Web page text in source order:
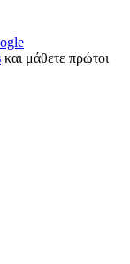
και μάθετε πρώτοι